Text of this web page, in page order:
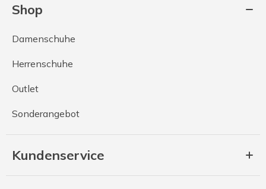
Shop
Damenschuhe
Herrenschuhe
Outlet
Sonderangebot
Kundenservice